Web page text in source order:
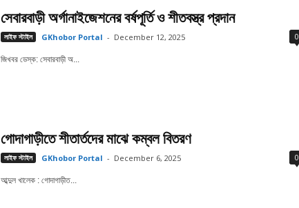
সেবারবাড়ী অর্গানাইজেশনের বর্ষপূর্তি ও শীতবস্ত্র প্রদান
লাইফ স্টাইল GKhobor Portal - December 12, 2025 0
জিখবর ডেস্ক: সেবারবাড়ী অ...
গোদাগাড়ীতে শীতার্তদের মাঝে কম্বল বিতরণ
লাইফ স্টাইল GKhobor Portal - December 6, 2025 0
আব্দুল খালেক : গোদাগাড়ীত...